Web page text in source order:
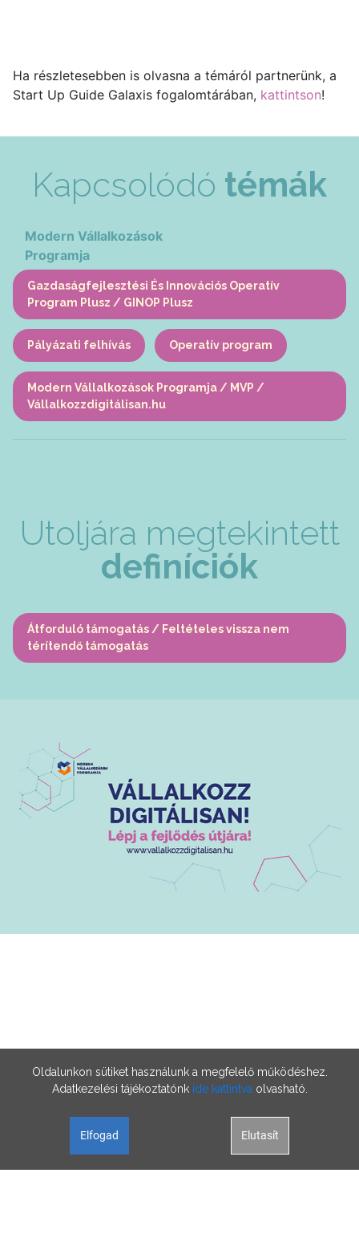
Ha részletesebben is olvasna a témáról partnerünk, a
Start Up Guide Galaxis fogalomtárában, kattintson!
Kapcsolódó témák
Modern Vállalkozások
Programja
Gazdaságfejlesztési És Innovációs Operatív
Program Plusz / GINOP Plusz
Pályázati felhívás Operatív program
Modern Vállalkozások Programja / MVP /
Vállalkozzdigitálisan.hu
Utoljára megtekintett
definíciók
Átforduló támogatás / Feltételes vissza nem
térítendő támogatás
Oldalunkon sütiket használunk a megfelelő működéshez.
Adatkezelési tájékoztatónk ide kattintva olvasható.
Elfogad Elutasít